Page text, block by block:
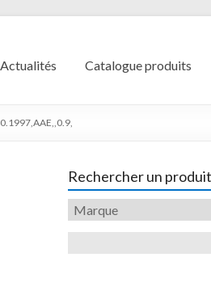
Actualités Catalogue produits
Rechercher un